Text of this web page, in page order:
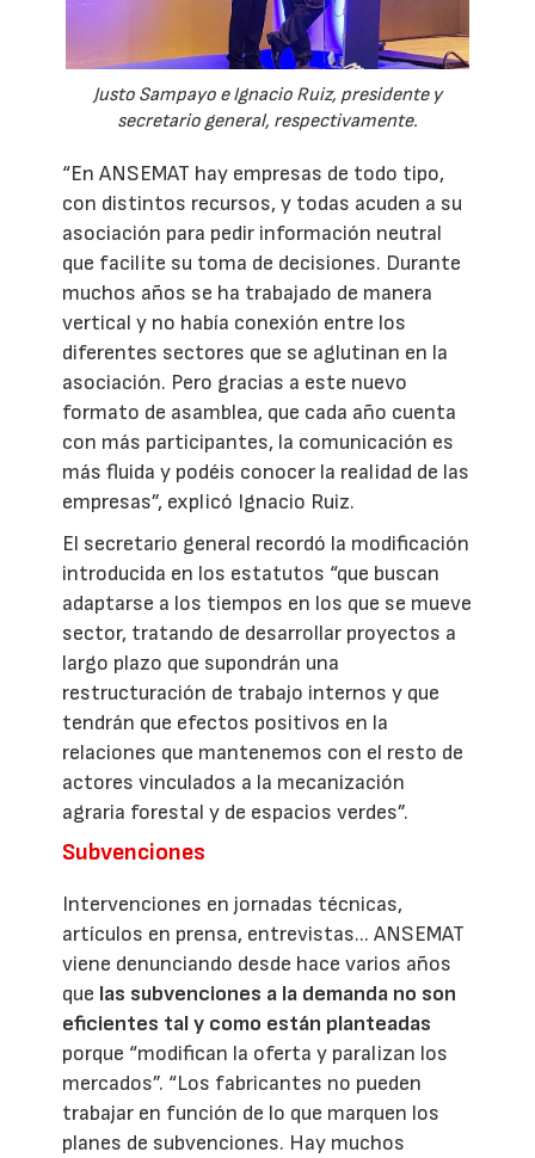
Justo Sampayo e Ignacio Ruiz, presidente y
secretario general, respectivamente.
“En ANSEMAT hay empresas de todo tipo,
con distintos recursos, y todas acuden a su
asociación para pedir información neutral
que facilite su toma de decisiones. Durante
muchos años se ha trabajado de manera
vertical y no había conexión entre los
diferentes sectores que se aglutinan en la
asociación. Pero gracias a este nuevo
formato de asamblea, que cada año cuenta
con más participantes, la comunicación es
más fluida y podéis conocer la realidad de las
empresas”, explicó Ignacio Ruiz.
El secretario general recordó la modificación
introducida en los estatutos “que buscan
adaptarse a los tiempos en los que se mueve
sector, tratando de desarrollar proyectos a
largo plazo que supondrán una
restructuración de trabajo internos y que
tendrán que efectos positivos en la
relaciones que mantenemos con el resto de
actores vinculados a la mecanización
agraria forestal y de espacios verdes”.
Subvenciones
Intervenciones en jornadas técnicas,
artículos en prensa, entrevistas... ANSEMAT
viene denunciando desde hace varios años
que las subvenciones a la demanda no son
eficientes tal y como están planteadas
porque “modifican la oferta y paralizan los
mercados”. “Los fabricantes no pueden
trabajar en función de lo que marquen los
planes de subvenciones. Hay muchos